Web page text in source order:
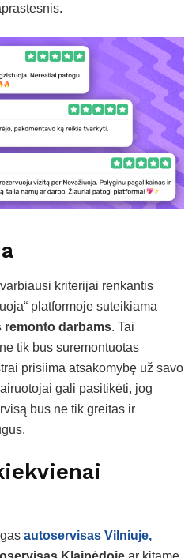
kriterijai renkantis
platformoje suteikiama
remonto darbams. Tai
tik bus suremontuotas
prisiima atsakomybę už savo
gali pasitikėti, jog
bus ne tik greitas ir
autoservisas Vilniuje,